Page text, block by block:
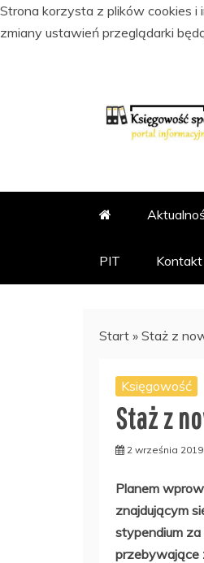
Strona korzysta z plików cookies
zmiany ustawień przeglądarki
PIT Kontakt
Start » Staż z
Księgowość
Staż z
2 września 2019
Planem
znajdującym
stypendium
przebywające